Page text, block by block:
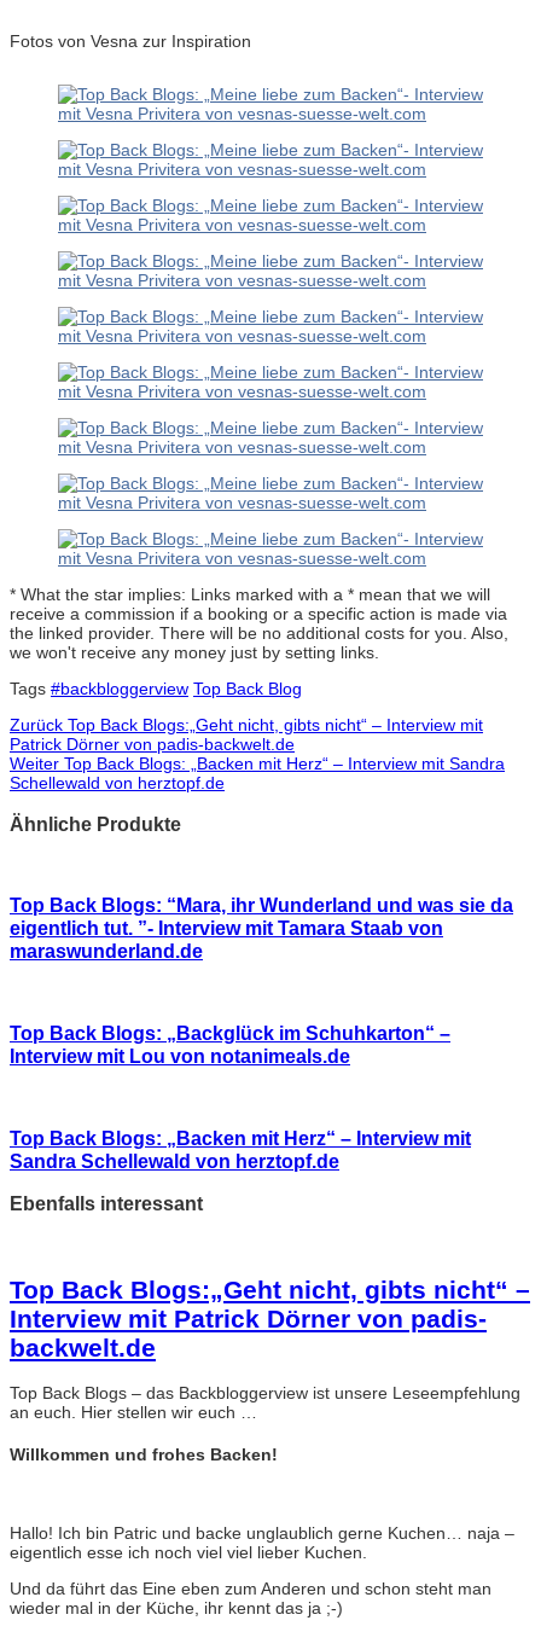
Fotos von Vesna zur Inspiration
* What the star implies: Links marked with a * mean that we will
receive a commission if a booking or a specific action is made via
the linked provider. There will be no additional costs for you. Also,
we won't receive any money just by setting links.
Tags #backbloggerview Top Back Blog
Zurück Top Back Blogs:„Geht nicht, gibts nicht“ – Interview mit
Patrick Dörner von padis-backwelt.de
Weiter Top Back Blogs: „Backen mit Herz“ – Interview mit Sandra
Schellewald von herztopf.de
Ähnliche Produkte
Top Back Blogs: “Mara, ihr Wunderland und was sie da
eigentlich tut. ”- Interview mit Tamara Staab von
maraswunderland.de
Top Back Blogs: „Backglück im Schuhkarton“ –
Interview mit Lou von notanimeals.de
Top Back Blogs: „Backen mit Herz“ – Interview mit
Sandra Schellewald von herztopf.de
Ebenfalls interessant
Top Back Blogs:„Geht nicht, gibts nicht“ –
Interview mit Patrick Dörner von padis-
backwelt.de
Top Back Blogs – das Backbloggerview ist unsere Leseempfehlung
an euch. Hier stellen wir euch …
Willkommen und frohes Backen!
Hallo! Ich bin Patric und backe unglaublich gerne Kuchen… naja –
eigentlich esse ich noch viel viel lieber Kuchen.
Und da führt das Eine eben zum Anderen und schon steht man
wieder mal in der Küche, ihr kennt das ja ;-)